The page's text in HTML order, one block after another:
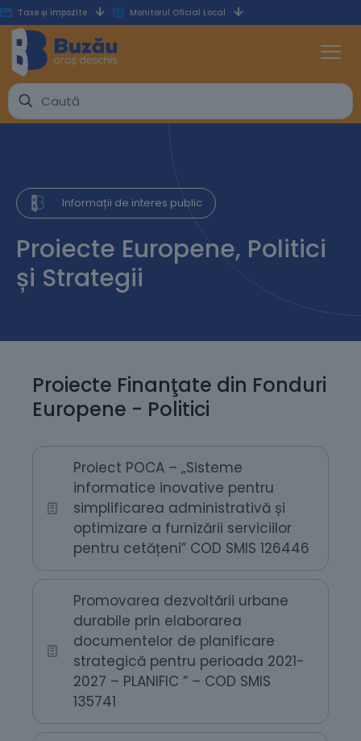
Taxe și impozite Monitorul Oficial Local
Informații de interes public
Proiecte Europene, Politici
și Strategii
Proiecte Finanţate din Fonduri
Europene - Politici
Proiect POCA – „Sisteme
informatice inovative pentru
simplificarea administrativă și
optimizare a furnizării serviciilor
pentru cetățeni” COD SMIS 126446
Promovarea dezvoltării urbane
durabile prin elaborarea
documentelor de planificare
strategică pentru perioada 2021-
2027 – PLANIFIC ” – COD SMIS
135741